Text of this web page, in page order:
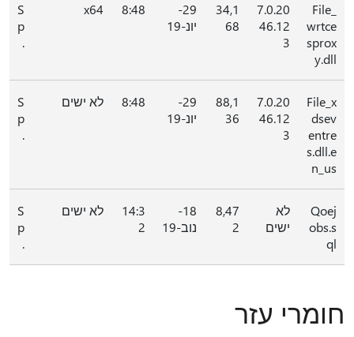
File_
wrtce
sprox
y.dll
7.0.20
46.12
3
34,1
68
29-
יונ-19
8:48
x64
S
p
.
File_x
dsev
entre
s.dll.e
n_us
7.0.20
46.12
3
88,1
36
29-
יונ-19
8:48 לא ישים
S
p
.
Qoej
obs.s
ql
לא
ישים
8,47
2
18-
נוב-19
14:3
2
לא ישים
S
p
.
חומרי עזר